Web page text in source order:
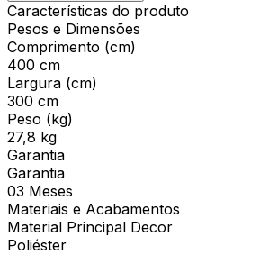
Características do produto
Pesos e Dimensões
Comprimento (cm)
400 cm
Largura (cm)
300 cm
Peso (kg)
27,8 kg
Garantia
Garantia
03 Meses
Materiais e Acabamentos
Material Principal Decor
Poliéster